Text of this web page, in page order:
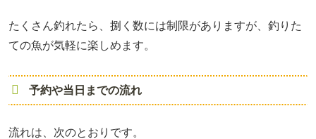
たくさん釣れたら、捌く数には制限がありますが、釣りた
ての魚が気軽に楽しめます。
予約や当日までの流れ
流れは、次のとおりです。